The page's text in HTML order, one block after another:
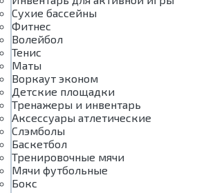
Сухие бассейны
Фитнес
Волейбол
Тенис
Маты
Воркаут эконом
Детские площадки
Тренажеры и инвентарь
Аксессуары атлетические
Слэмболы
Баскетбол
Тренировочные мячи
Мячи футбольные
Бокс